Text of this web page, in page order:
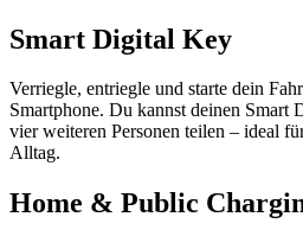
Smart Digital Key
Verriegle, entriegle und starte dein
Smartphone. Du kannst deinen Smart
vier weiteren Personen teilen – ideal
Alltag.
Home & Public